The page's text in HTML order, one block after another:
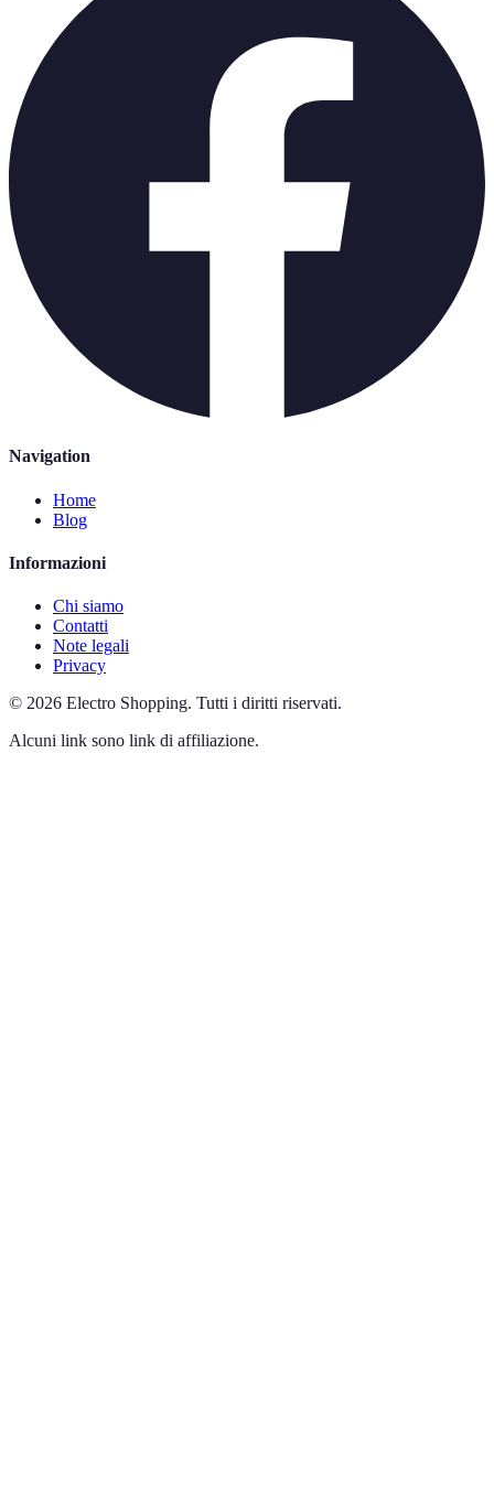
Navigation
Home
Blog
Informazioni
Chi siamo
Contatti
Note legali
Privacy
© 2026 Electro Shopping. Tutti i diritti riservati.
Alcuni link sono link di affiliazione.